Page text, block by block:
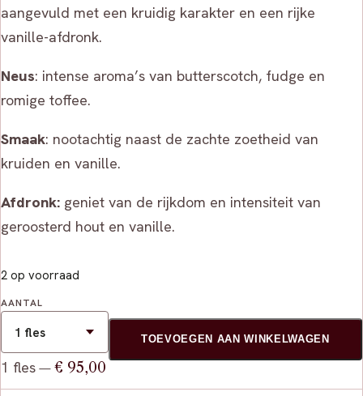
aangevuld met een kruidig ​​karakter en een rijke
vanille-afdronk.
Neus: intense aroma’s van butterscotch, fudge en
romige toffee.
Smaak: nootachtig naast de zachte zoetheid van
kruiden en vanille.
Afdronk: geniet van de rijkdom en intensiteit van
geroosterd hout en vanille.
2 op voorraad
AANTAL
1 fles — € 95,00
TOEVOEGEN AAN WINKELWAGEN